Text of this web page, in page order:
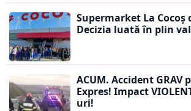
Supermarket La Cocoș
Decizia luată în plin
ACUM. Accident GRAV
Expres! Impact
uri!